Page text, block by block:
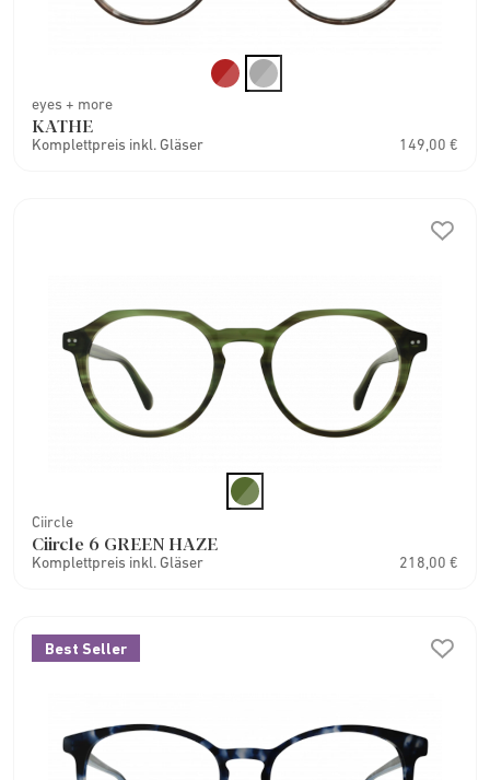
eyes + more
KATHE
Komplettpreis inkl. Gläser 149,00 €
Ciircle
Ciircle 6 GREEN HAZE
Komplettpreis inkl. Gläser 218,00 €
Best Seller